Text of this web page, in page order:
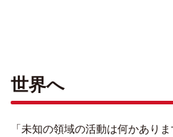
世界へ
「未知の領域の活動は何かあり